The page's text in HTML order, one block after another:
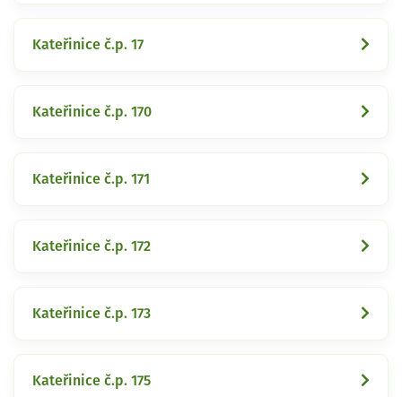
Kateřinice č.p. 17
Kateřinice č.p. 170
Kateřinice č.p. 171
Kateřinice č.p. 172
Kateřinice č.p. 173
Kateřinice č.p. 175